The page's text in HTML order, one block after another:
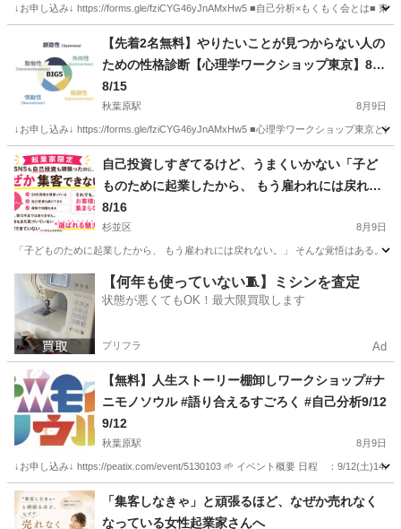
↓お申し込み↓ https://forms.gle/fziCYG46yJnAMxHw5 ■自己分析×もくもく会とは■ 東
秋葉原駅 セミナー 会場
【先着2名無料】やりたいことが見つからない人の
ための性格診断【心理学ワークショップ東京】8/1
5
8/15
秋葉原駅 8月9日
↓お申し込み↓ https://forms.gle/fziCYG46yJnAMxHw5 ■心理学ワークショップ東京と
東京 千代田区 秋葉原駅 セミナー 会場
自己投資しすぎてるけど、うまくいかない「子ど
ものために起業したから、 もう雇われには戻れな
い。」ママ起業家さん無料相談⭐
8/16
杉並区 8月9日
「子どものために起業したから、 もう雇われには戻れない。」 そんな覚悟はある。
東京 杉並区 セミナー 子ども
【何年も使っていない🧵】ミシンを査定
状態が悪くてもOK！最大限買取します
プリフラ Ad
【無料】人生ストーリー棚卸しワークショップ#ナ
ニモノソウル #語り合えるすごろく #自己分析9/12
9/12
秋葉原駅 8月9日
↓お申し込み↓ https://peatix.com/event/5130103 🌱 イベント概要 日程 ：9/12(土
東京 千代田区 秋葉原駅 セミナー
「集客しなきゃ」と頑張るほど、なぜか売れなく
なっている女性起業家さんへ